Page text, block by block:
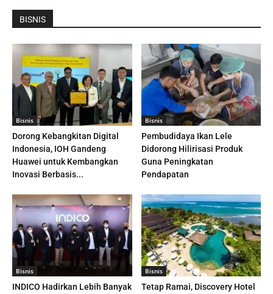
BISNIS
Bisnis
Dorong Kebangkitan Digital
Indonesia, IOH Gandeng
Huawei untuk Kembangkan
Inovasi Berbasis...
Bisnis
Pembudidaya Ikan Lele
Didorong Hilirisasi Produk
Guna Peningkatan
Pendapatan
Bisnis
INDICO Hadirkan Lebih Banyak
Bisnis
Tetap Ramai, Discovery Hotel